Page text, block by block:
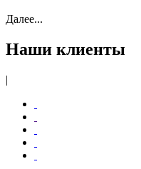
Далее...
Наши клиенты
|